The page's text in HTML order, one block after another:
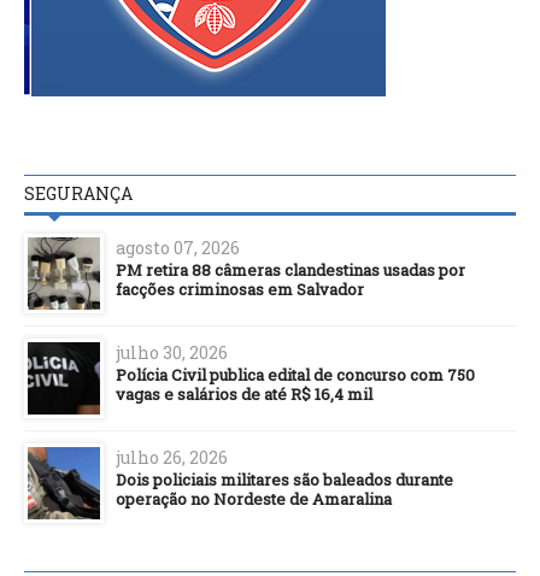
SEGURANÇA
agosto 07, 2026
PM retira 88 câmeras clandestinas usadas por
facções criminosas em Salvador
julho 30, 2026
Polícia Civil publica edital de concurso com 750
vagas e salários de até R$ 16,4 mil
julho 26, 2026
Dois policiais militares são baleados durante
operação no Nordeste de Amaralina